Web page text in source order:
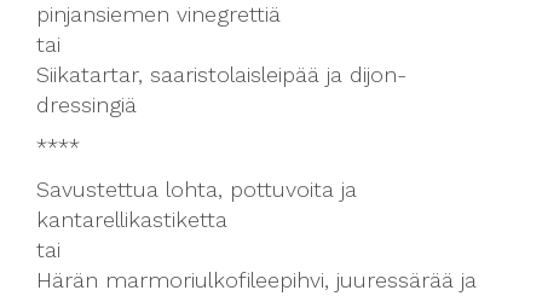
pinjansiemen vinegrettiä
tai
Siikatartar, saaristolaisleipää ja dijon-
dressingiä
****
Savustettua lohta, pottuvoita ja
kantarellikastiketta
tai
Härän marmoriulkofileepihvi, juuressärää ja